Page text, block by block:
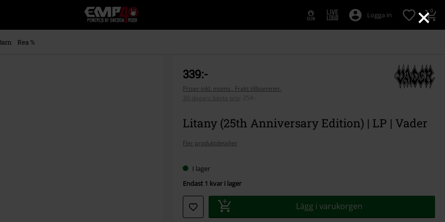
×
EMP
-
Musik,
Logga in 0
Rea %
339:-
Priser inkl. moms., Frakt tillkommer.
30-dagars bästa pris
254:-
Litany (25th Anniversary Edition) | LP | Vader
Fler produktdetaljer
I lager
Endast 1 kvar i lager
Lägg i varukorgen